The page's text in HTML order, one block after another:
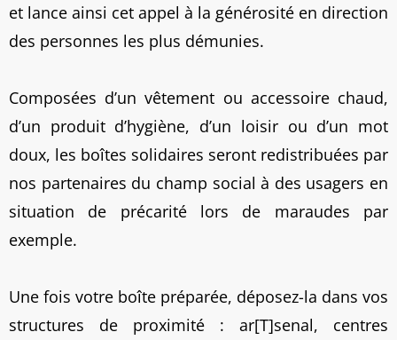
et lance ainsi cet appel à la générosité en direction
des personnes les plus démunies.
Composées d’un vêtement ou accessoire chaud,
d’un produit d’hygiène, d’un loisir ou d’un mot
doux, les boîtes solidaires seront redistribuées par
nos partenaires du champ social à des usagers en
situation de précarité lors de maraudes par
exemple.
Une fois votre boîte préparée, déposez-la dans vos
structures de proximité : ar[T]senal, centres